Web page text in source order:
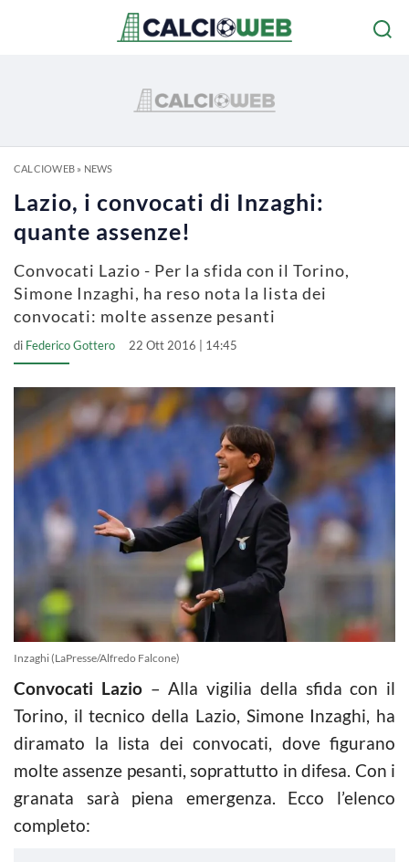
CALCIOWEB» NEWS
Lazio, i convocati di Inzaghi:
quante assenze!
Convocati Lazio - Per la sfida con il Torino,
Simone Inzaghi, ha reso nota la lista dei
convocati: molte assenze pesanti
di Federico Gottero 22 Ott 2016 | 14:45
Inzaghi (LaPresse/Alfredo Falcone)
Convocati Lazio– Alla vigilia della sfida con il
Torino, il tecnico della Lazio, Simone Inzaghi, ha
diramato la lista dei convocati, dove figurano
molte assenze pesanti, soprattutto in difesa. Con i
granata sarà piena emergenza. Ecco l’elenco
completo: